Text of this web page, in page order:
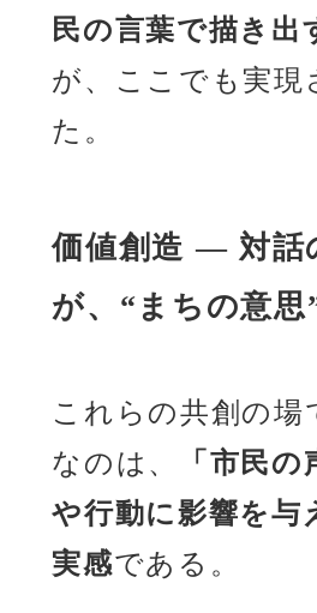
民の言葉で描き出
が、ここでも実現
た。
価値創造 ― 対話
が、“まちの意思
これらの共創の場
なのは、
「市民
や行動に影響を与
実感である。